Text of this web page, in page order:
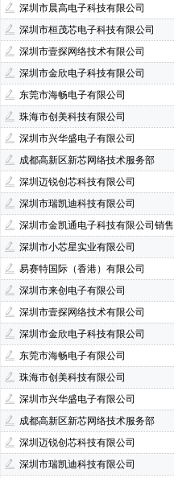
SAMSUNG(三星)(7)
YXC(扬兴晶振)(5)
Wayon(上海维安)(3)
Chinamobile(中移物联网
fangtek(方泰)(2)
TXC(晶技)(2)
e2v
Joulwatt(杰华特)(2)
Atmel(爱特梅尔)(1)
C&K Components(1)
INTEL(英特尔)(1)
PULSE ELECTRONICS(1)
SOC(赛元微)(1)
Anlogic(安路科技)(1)
SHOU HAN(首韩)(1)
深圳市晨高电子科技有限公司
深圳市桓茂芯电子科技有限公司
深圳市壹探网络技术有限公司
深圳市金欣电子科技有限公司
东莞市海畅电子有限公司
珠海市创美科技有限公司
深圳市兴华盛电子有限公司
成都高新区新芯网络技术服务部
深圳迈锐创芯科技有限公司
深圳市瑞凯迪科技有限公司
深圳市金凯通电子科技有限公司销
深圳市小芯星实业有限公司
易赛特国际（香港）有限公司
深圳市来创电子有限公司
深圳市壹探网络技术有限公司
深圳市金欣电子科技有限公司
东莞市海畅电子有限公司
珠海市创美科技有限公司
深圳市兴华盛电子有限公司
成都高新区新芯网络技术服务部
深圳迈锐创芯科技有限公司
深圳市瑞凯迪科技有限公司